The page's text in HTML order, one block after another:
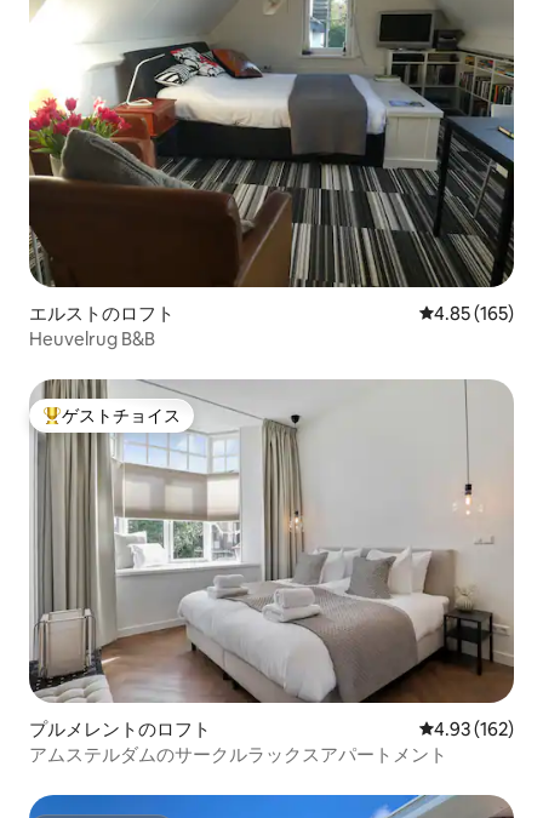
エルストのロフト レビュー165
4.85 (165)
Heuvelrug B&B
大好評のゲストチョイスです。
ゲストチョイス
プルメレントのロフト レビュー162
4.93 (162)
アムステルダムのサークルラックスアパートメント